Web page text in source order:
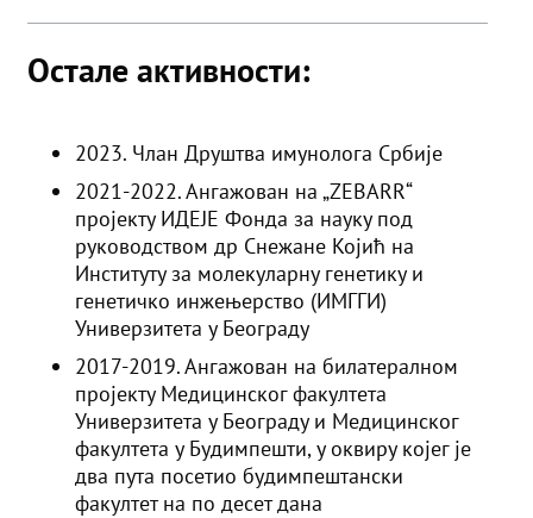
Остале активности:
2023. Члан Друштва имунолога Србије
2021-2022. Ангажован на „ZEBARR“
пројекту ИДЕЈЕ Фонда за науку под
руководством др Снежане Којић на
Институту за молекуларну генетику и
генетичко инжењерство (ИМГГИ)
Универзитета у Београду
2017-2019. Ангажован на билатералном
пројекту Медицинског факултета
Универзитета у Београду и Медицинског
факултета у Будимпешти, у оквиру којег је
два пута посетио будимпештански
факултет на по десет дана